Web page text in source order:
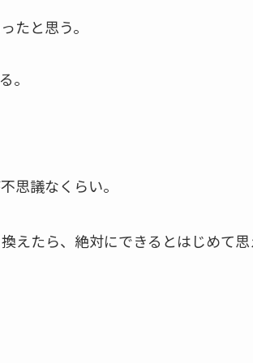
たと思う。
。
思議なくらい。
えたら、絶対にできるとはじめて